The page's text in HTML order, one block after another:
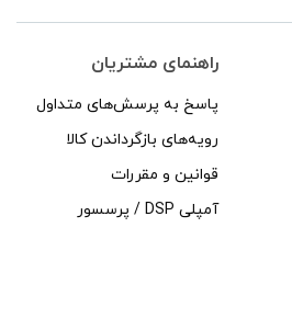
راهنمای مشتریان
پاسخ به پرسش‌های متداول
رویه‌های بازگرداندن کالا
قوانین و مقررات
آمپلی DSP / پرسسور